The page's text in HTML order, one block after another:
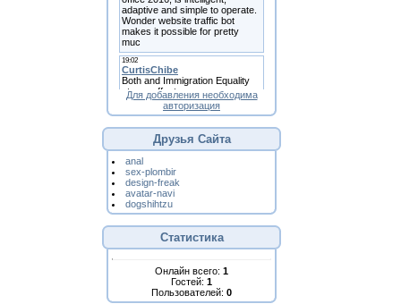
Для добавления необходима
авторизация
Друзья Сайта
anal
sex-plombir
design-freak
avatar-navi
dogshihtzu
Статистика
Онлайн всего: 1
Гостей: 1
Пользователей: 0